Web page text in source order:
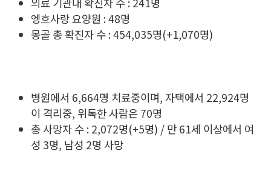
엥흐사랑 요양원 : 48명
몽골 총 확진자 수 : 454,035명(+1,070명)
병원에서 6,664명 치료중이며, 자택에서 22,924명
이 격리중, 위독한 사람은 70명
총 사망자 수 : 2,072명(+5명) / 만 61세 이상에서 여
성 3명, 남성 2명 사망